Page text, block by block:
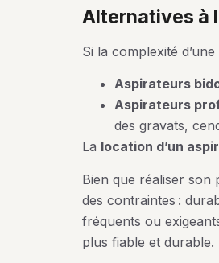
alternatives
Si la complexité
Aspirateurs
Aspirateurs
des gravats,
La location d’un
Bien que réaliser son
des contraintes :
fréquents ou
plus fiable et durable.